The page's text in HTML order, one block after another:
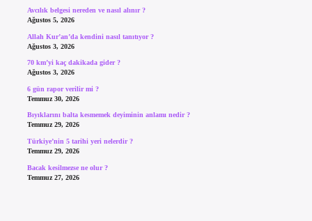
Avcılık belgesi nereden ve nasıl alınır ?
Ağustos 5, 2026
Allah Kur’an’da kendini nasıl tanıtıyor ?
Ağustos 3, 2026
70 km’yi kaç dakikada gider ?
Ağustos 3, 2026
6 gün rapor verilir mi ?
Temmuz 30, 2026
Bıyıklarını balta kesmemek deyiminin anlamı nedir ?
Temmuz 29, 2026
Türkiye’nin 5 tarihi yeri nelerdir ?
Temmuz 29, 2026
Bacak kesilmezse ne olur ?
Temmuz 27, 2026